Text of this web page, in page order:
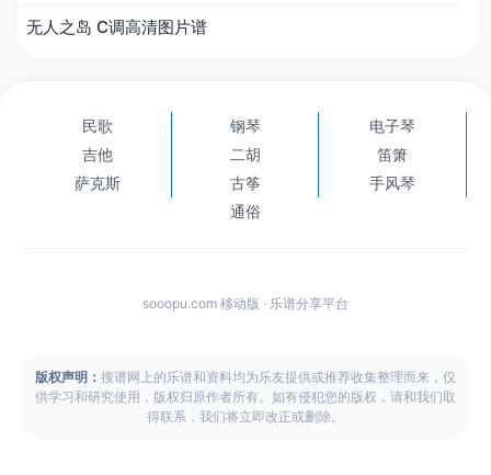
无人之岛 C调高清图片谱
民歌 钢琴
电子琴
吉他
二胡
笛箫
萨克斯
古筝
手风琴
通俗
sooopu.com 移动版 · 乐谱分享平台
版权声明： 搜谱网上的乐谱和资料均为乐友提供或推荐收集整理而来，仅
供学习和研究使用，版权归原作者所有。如有侵犯您的版权，请和我们取
得联系，我们将立即改正或删除。